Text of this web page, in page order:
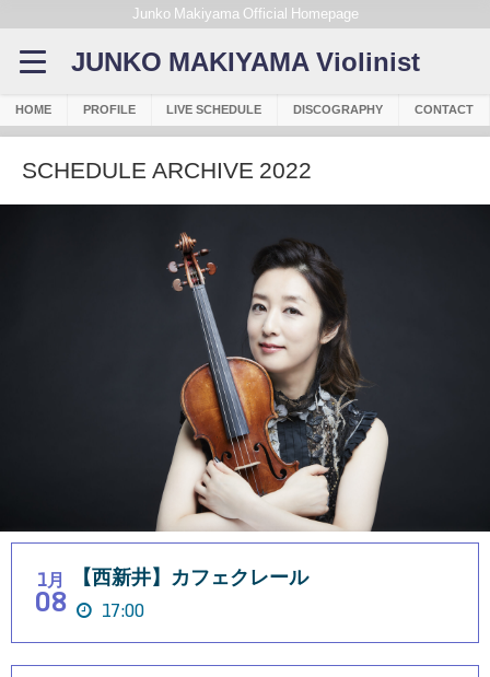
Junko Makiyama Official Homepage
JUNKO MAKIYAMA Violinist
HOME PROFILE LIVE SCHEDULE DISCOGRAPHY CONTACT
SCHEDULE ARCHIVE 2022
1月
08
【西新井】カフェクレール
17:00